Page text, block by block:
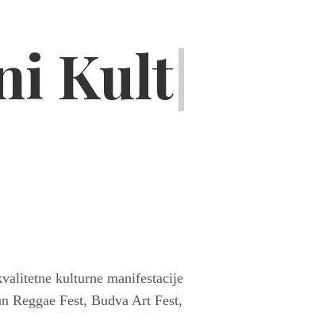
Kult|
kulturne manifestacije
Reggae Fest, Budva Art Fest,